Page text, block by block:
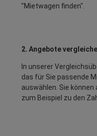
"Mietwagen finden".
2. Angebote
In unserer
das für Sie passende
auswählen. Sie
zum Beispiel zu den